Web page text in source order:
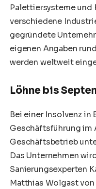
Palettiersysteme und
verschiedene
gegründete
eigenen Angaben
werden weltweit
Löhne bis
Bei einer Insolvenz in
Geschäftsführung im
Geschäftsbetrieb
Das Unternehmen
Sanierungsexperten
Matthias Wolgastvon